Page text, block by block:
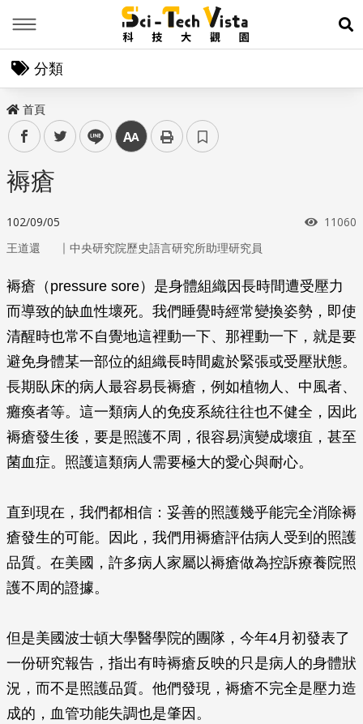
展
分類
首頁
facebooktwitter line 中
褥瘡
102/09/05 瀏覽次
11060
王道還 ｜ 中央研究院歷史語言研究所助理研究員
褥瘡（pressure sore）是身體組織因長時間遭受壓力
而導致的缺血性壞死。我們睡覺時經常變換姿勢，即使
清醒時也常不自覺地這裡動一下、那裡動一下，就是要
避免身體某一部位的組織長時間處於緊張或受壓狀態。
長期臥床的病人最容易長褥瘡，例如植物人、中風者、
癱瘓者等。這一類病人的免疫系統往往也不健全，因此
褥瘡發生後，要是照護不周，很容易演變成壞疽，甚至
菌血症。照護這類病人需要極大的愛心與耐心。
直到現在，我們都相信：妥善的照護幾乎能完全消除褥
瘡發生的可能。因此，我們用褥瘡評估病人受到的照護
品質。在美國，許多病人家屬以褥瘡做為控訴療養院照
護不周的證據。
但是美國波士頓大學醫學院的團隊，今年4月初發表了
一份研究報告，指出有時褥瘡反映的只是病人的身體狀
況，而不是照護品質。他們發現，褥瘡不完全是壓力造
成的，血管功能失調也是肇因。